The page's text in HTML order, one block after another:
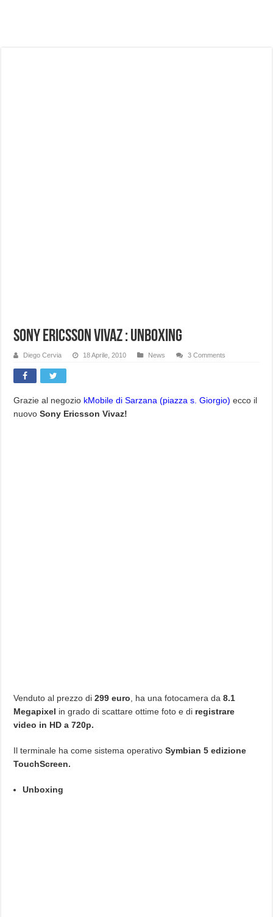
Sony Ericsson Vivaz : Unboxing
Diego Cervia 18 Aprile, 2010 News 3 Comments
Grazie al negozio kMobile di Sarzana (piazza s. Giorgio) ecco il
nuovoSony Ericsson Vivaz!
Venduto al prezzo di299 euro , ha una fotocamera da 8.1
Megapixel in grado di scattare ottime foto e di registrare
video in HD a 720p.
Il terminale ha come sistema operativoSymbian 5 edizione
TouchScreen.
Unboxing